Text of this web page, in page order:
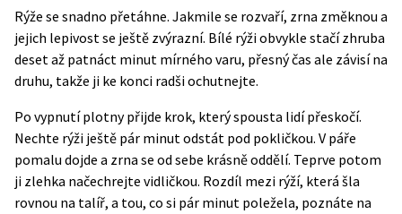
Rýže se snadno přetáhne. Jakmile se rozvaří, zrna změknou a
jejich lepivost se ještě zvýrazní. Bílé rýži obvykle stačí zhruba
deset až patnáct minut mírného varu, přesný čas ale závisí na
druhu, takže ji ke konci radši ochutnejte.
Po vypnutí plotny přijde krok, který spousta lidí přeskočí.
Nechte rýži ještě pár minut odstát pod pokličkou. V páře
pomalu dojde a zrna se od sebe krásně oddělí. Teprve potom
ji zlehka načechrejte vidličkou. Rozdíl mezi rýží, která šla
rovnou na talíř, a tou, co si pár minut poležela, poznáte na